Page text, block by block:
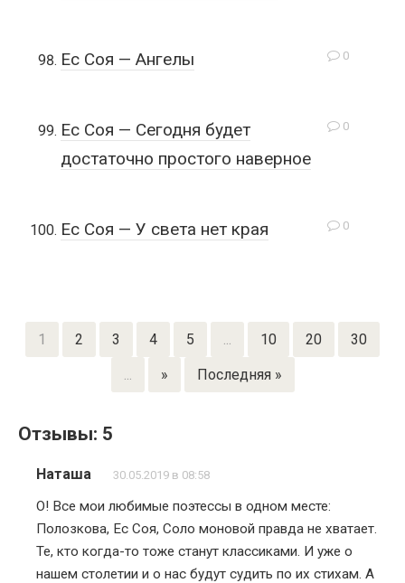
0
Ес Соя — Ангелы
0
Ес Соя — Сегодня будет
достаточно простого наверное
0
Ес Соя — У света нет края
1 2 3 4 5 ... 10 20 30
... » Последняя »
Отзывы: 5
Наташа 30.05.2019 в 08:58
О! Все мои любимые поэтессы в одном месте:
Полозкова, Ес Соя, Соло моновой правда не хватает.
Те, кто когда-то тоже станут классиками. И уже о
нашем столетии и о нас будут судить по их стихам. А